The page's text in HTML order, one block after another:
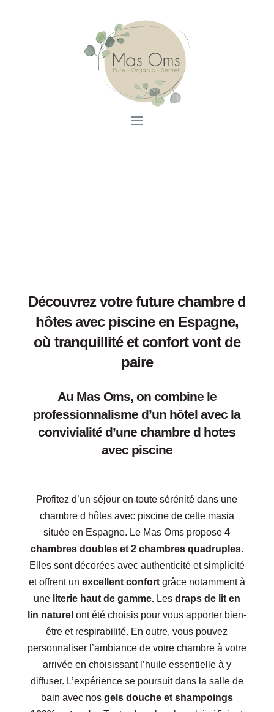
Découvrez votre future chambre d
hôtes avec piscine en Espagne,
où tranquillité et confort vont de
paire
Au Mas Oms, on combine le
professionnalisme d’un hôtel avec la
convivialité d’une chambre d hotes
avec piscine
Profitez d’un séjour en toute sérénité dans une
chambre d hôtes avec piscine de cette masia
située en Espagne. Le Mas Oms propose4
chambres doubles et 2 chambres quadruples.
Elles sont décorées avec authenticité et simplicité
et offrent un excellent confortgrâce notamment à
une literie haut de gamme. Les draps de lit en
lin naturel ont été choisis pour vous apporter bien-
être et respirabilité. En outre, vous pouvez
personnaliser l’ambiance de votre chambre à votre
arrivée en choisissant l’huile essentielle à y
diffuser. L’expérience se poursuit dans la salle de
bain avec nos gels douche et shampoings